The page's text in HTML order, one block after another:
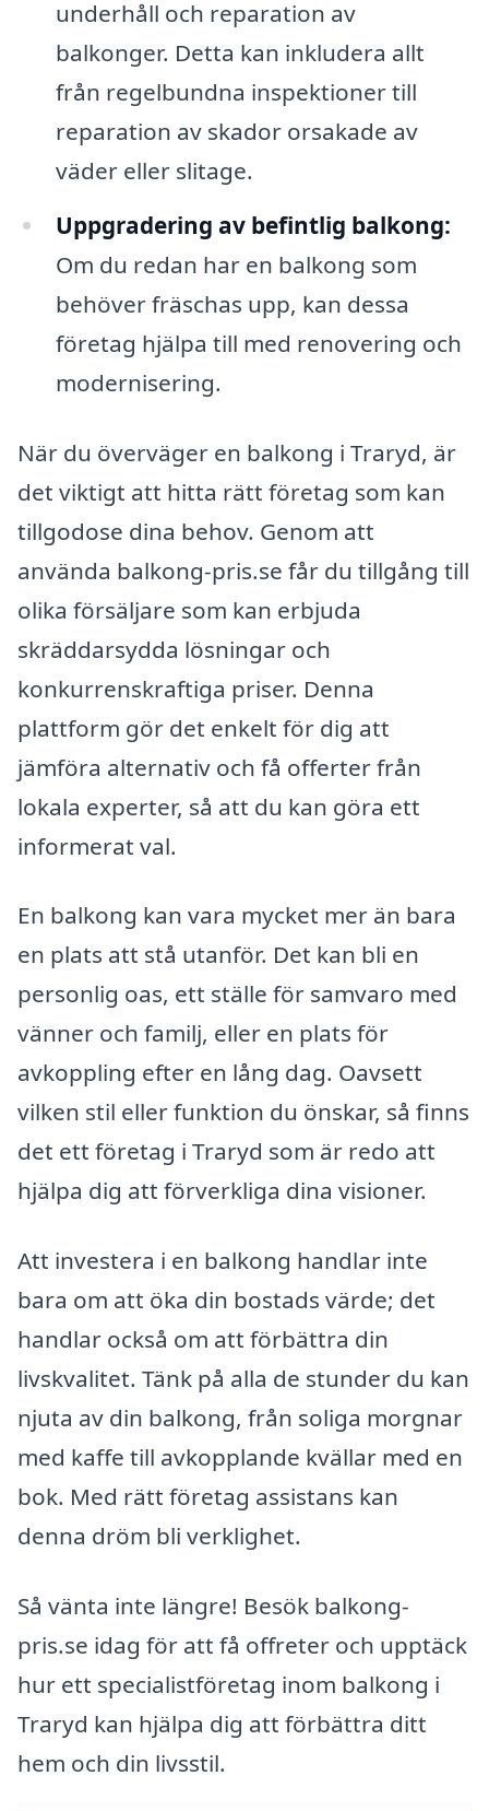
underhåll och reparation av
balkonger. Detta kan inkludera allt
från regelbundna inspektioner till
reparation av skador orsakade av
väder eller slitage.
Uppgradering av befintlig balkong:
Om du redan har en balkong som
behöver fräschas upp, kan dessa
företag hjälpa till med renovering och
modernisering.
När du överväger en balkong i Traryd, är
det viktigt att hitta rätt företag som kan
tillgodose dina behov. Genom att
använda balkong-pris.se får du tillgång till
olika försäljare som kan erbjuda
skräddarsydda lösningar och
konkurrenskraftiga priser. Denna
plattform gör det enkelt för dig att
jämföra alternativ och få offerter från
lokala experter, så att du kan göra ett
informerat val.
En balkong kan vara mycket mer än bara
en plats att stå utanför. Det kan bli en
personlig oas, ett ställe för samvaro med
vänner och familj, eller en plats för
avkoppling efter en lång dag. Oavsett
vilken stil eller funktion du önskar, så finns
det ett företag i Traryd som är redo att
hjälpa dig att förverkliga dina visioner.
Att investera i en balkong handlar inte
bara om att öka din bostads värde; det
handlar också om att förbättra din
livskvalitet. Tänk på alla de stunder du kan
njuta av din balkong, från soliga morgnar
med kaffe till avkopplande kvällar med en
bok. Med rätt företag assistans kan
denna dröm bli verklighet.
Så vänta inte längre! Besök balkong-
pris.se idag för att få offreter och upptäck
hur ett specialistföretag inom balkong i
Traryd kan hjälpa dig att förbättra ditt
hem och din livsstil.